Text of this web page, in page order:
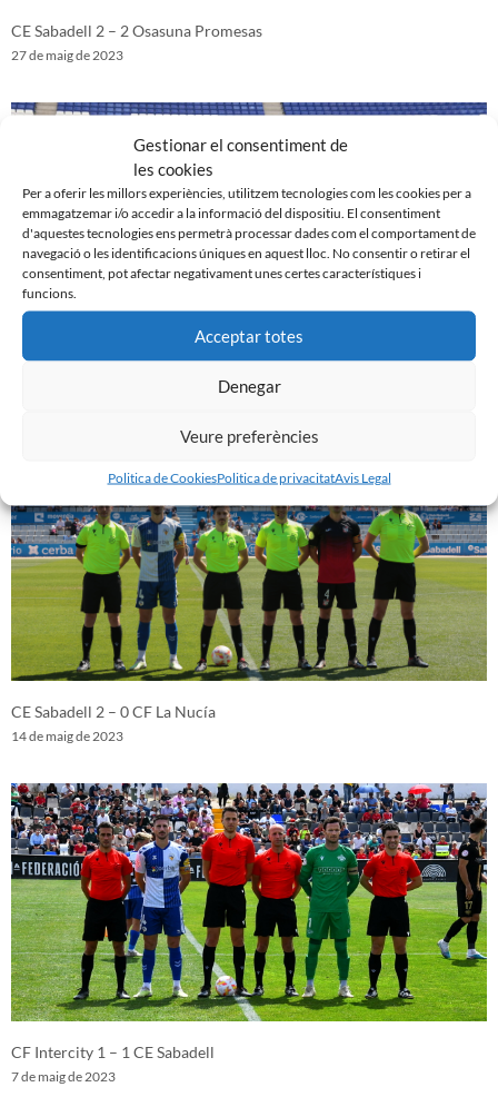
Gestionar el consentiment de
les cookies
Per a oferir les millors experiències, utilitzem tecnologies com les cookies per a
emmagatzemar i/o accedir a la informació del dispositiu. El consentiment
d'aquestes tecnologies ens permetrà processar dades com el comportament de
navegació o les identificacions úniques en aquest lloc. No consentir o retirar el
consentiment, pot afectar negativament unes certes característiques i
funcions.
Acceptar totes
Denegar
Veure preferències
Politica de CookiesPolitica de privacitatAvis Legal
CE Sabadell 2 – 2 Osasuna Promesas
27 de maig de 2023
CE Sabadell 2 – 0 CF La Nucía
14 de maig de 2023
CF Intercity 1 – 1 CE Sabadell
7 de maig de 2023